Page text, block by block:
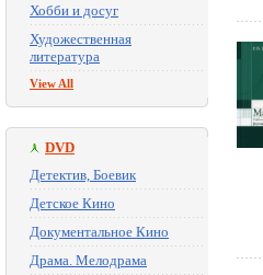
Хобби и досуг
Художественная
литература
View All
DVD
Детектив, Боевик
Детское Кино
Документальное Кино
Драма. Мелодрама